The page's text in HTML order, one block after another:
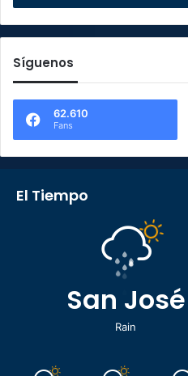
Síguenos
62.610
Fans
El Tiempo
San José
Rain